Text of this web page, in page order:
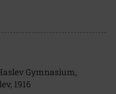
Gymnasium,
1916